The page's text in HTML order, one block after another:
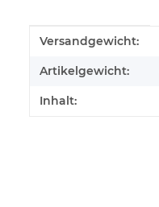
Produkteigenschaft
Wert
Versandgewicht:
Artikelgewicht:
Inhalt: